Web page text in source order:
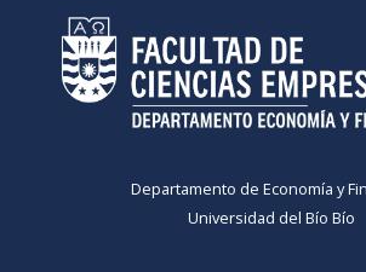
Departamento de Economía y
Universidad del Bío Bío